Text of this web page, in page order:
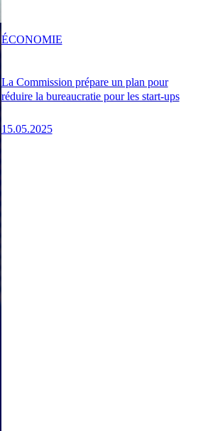
La Commission prépare un plan pour
réduire la bureaucratie pour les start-ups
15.05.2025
ÉCONOMIE